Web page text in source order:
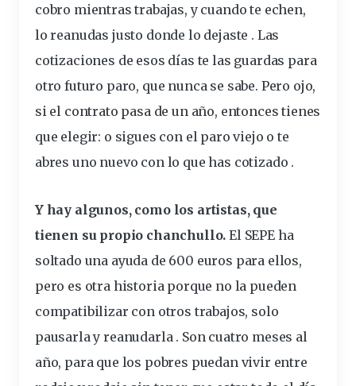
cobro mientras trabajas, y cuando te echen,
lo reanudas justo donde lo dejaste . Las
cotizaciones de esos días te las guardas para
otro futuro paro, que nunca se sabe. Pero ojo,
si el contrato pasa de un año, entonces tienes
que elegir: o sigues con el paro viejo o te
abres uno nuevo con lo que has cotizado .
Y hay algunos, como los artistas, que
tienen su propio chanchullo. El SEPE ha
soltado una ayuda de 600 euros para ellos,
pero es otra historia porque no la pueden
compatibilizar con otros trabajos, solo
pausarla y reanudarla . Son cuatro meses al
año, para que los pobres puedan vivir entre